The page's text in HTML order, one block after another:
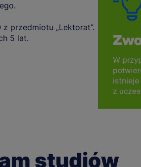
z przedmiotu „Lektorat”.
5 lat.
studiów